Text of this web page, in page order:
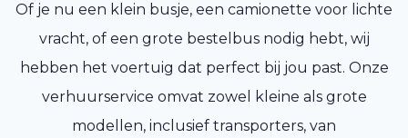
Of je nu een klein busje, een camionette voor lichte
vracht, of een grote bestelbus nodig hebt, wij
hebben het voertuig dat perfect bij jou past. Onze
verhuurservice omvat zowel kleine als grote
modellen, inclusief transporters, van